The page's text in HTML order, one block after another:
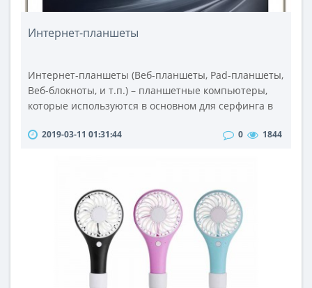
Интернет-планшеты
Интернет-планшеты (Веб-планшеты, Pad-планшеты,
Веб-блокноты, и т.п.) – планшетные компьютеры,
которые используются в основном для серфинга в
самые яркие достоинства ноутбуков и смартфонов.
музыки, интернет-серфинга и использования
различны..
2019-03-11 01:31:44 0 1844